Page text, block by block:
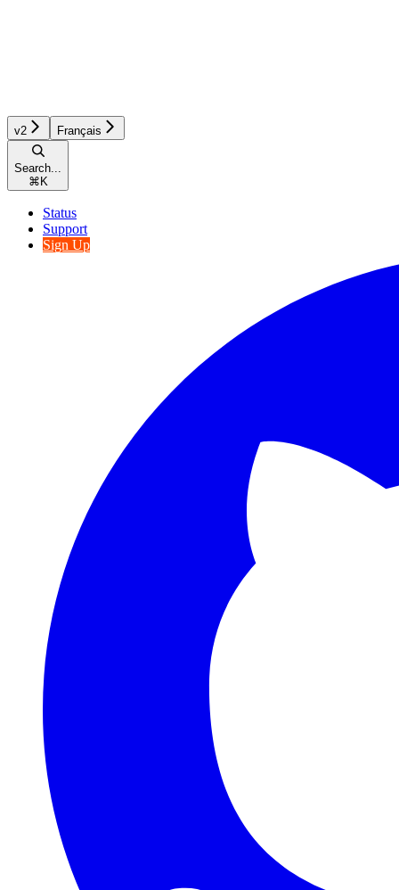
v2 Français
Search...
⌘ K
Status
Support
Sign Up